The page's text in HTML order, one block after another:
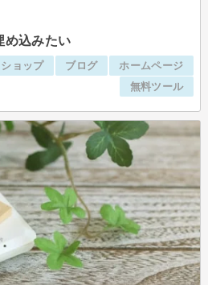
め込みたい
ョップ ブログ
ホームページ
無料ツール